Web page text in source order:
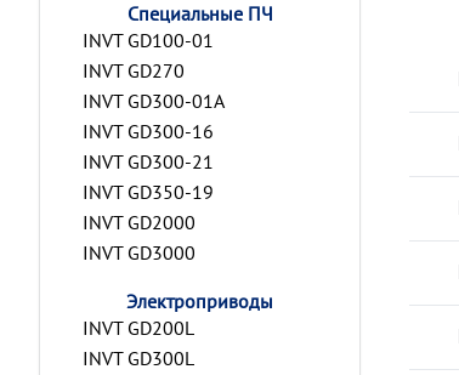
Специальные ПЧ
INVT GD100-01
INVT GD270
INVT GD300-01A
INVT GD300-16
INVT GD300-21
INVT GD350-19
INVT GD2000
INVT GD3000
Электроприводы
INVT GD200L
INVT GD300L